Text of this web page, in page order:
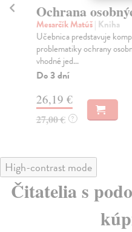
Ochrana
Mesarčík Matúš| Kniha
Učebnica predstavuje
problematiky ochrany
vhodné jed...
Do 3 dní
26,19 €
27,00 € ?
High-contrast mode
Čitatelia s